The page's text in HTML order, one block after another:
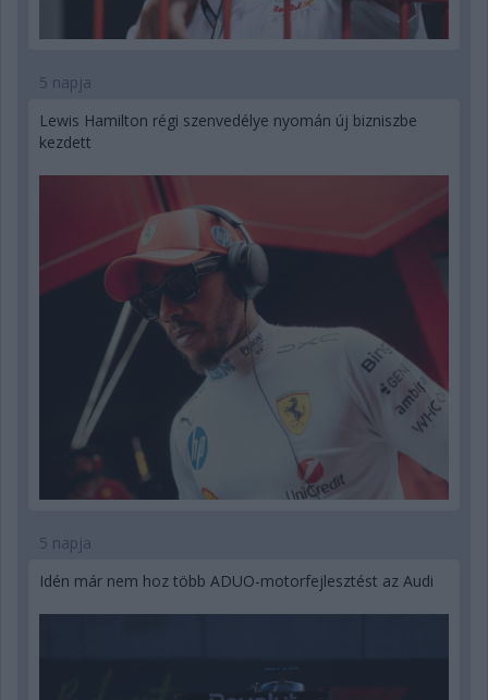
5 napja
Lewis Hamilton régi szenvedélye nyomán új bizniszbe
kezdett
5 napja
Idén már nem hoz több ADUO-motorfejlesztést az Audi